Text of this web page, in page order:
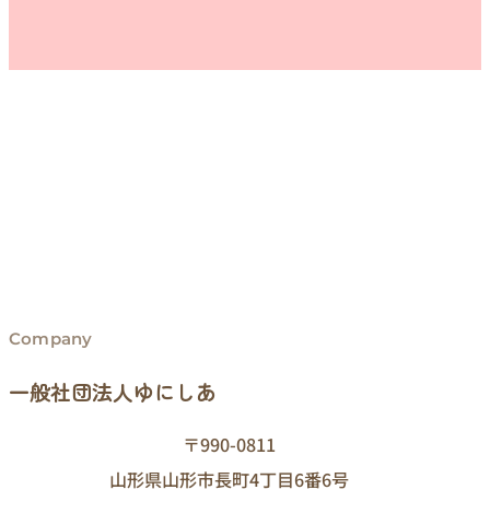
Company
一般社団法人ゆにしあ
〒990-0811
山形県山形市長町4丁目6番6号